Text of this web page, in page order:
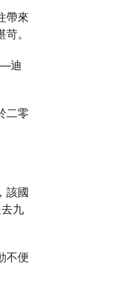
帶來
。
迪
二零
該國
九
不便